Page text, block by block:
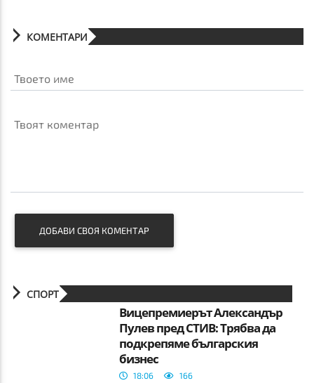
КОМЕНТАРИ
Твоето име
Твоят коментар
ДОБАВИ СВОЯ КОМЕНТАР
СПОРТ
Вицепремиерът Александър
Пулев пред СТИВ: Трябва да
подкрепяме българския
бизнес
18:06 166